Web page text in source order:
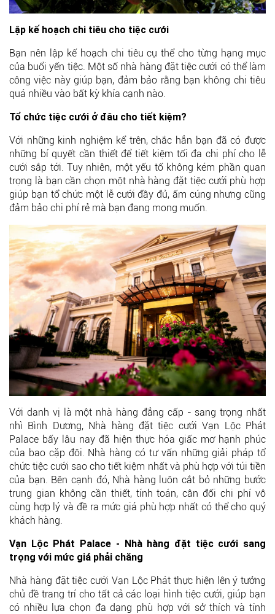
Lập kế hoạch chi tiêu cho tiệc cưới
Bạn nên lập kế hoạch chi tiêu cụ thể cho từng hạng mục
của buổi yến tiệc. Một số nhà hàng đặt tiệc cưới có thể làm
công việc này giúp bạn, đảm bảo rằng bạn không chi tiêu
quá nhiều vào bất kỳ khía cạnh nào.
Tổ chức tiệc cưới ở đâu cho tiết kiệm?
Với những kinh nghiệm kể trên, chắc hẳn bạn đã có được
những bí quyết cần thiết để tiết kiệm tối đa chi phí cho lễ
cưới sắp tới. Tuy nhiên, một yếu tố không kém phần quan
trọng là bạn cần chọn một nhà hàng đặt tiệc cưới phù hợp
giúp bạn tổ chức một lễ cưới đầy đủ, ấm cúng nhưng cũng
đảm bảo chi phí rẻ mà bạn đang mong muốn.
Với danh vị là một nhà hàng đẳng cấp - sang trọng nhất
nhì Bình Dương, Nhà hàng đặt tiệc cưới Vạn Lộc Phát
Palace bấy lâu nay đã hiện thực hóa giấc mơ hạnh phúc
của bao cặp đôi. Nhà hàng có tư vấn những giải pháp tổ
chức tiệc cưới sao cho tiết kiệm nhất và phù hợp với túi tiền
của bạn. Bên cạnh đó, Nhà hàng luôn cắt bỏ những bước
trung gian không cần thiết, tính toán, cân đối chi phí vô
cùng hợp lý và đề ra mức giá phù hợp nhất có thể cho quý
khách hàng.
Vạn Lộc Phát Palace - Nhà hàng đặt tiệc cưới sang
trọng với mức giá phải chăng
Nhà hàng đặt tiệc cưới Vạn Lộc Phát thực hiện lên ý tưởng
chủ đề trang trí cho tất cả các loại hình tiệc cưới, giúp bạn
có nhiều lựa chọn đa dạng phù hợp với sở thích và tính